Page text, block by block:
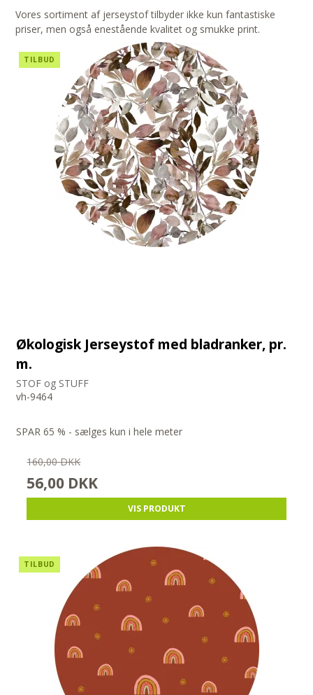
Vores sortiment af jerseystof tilbyder ikke kun fantastiske
priser, men også enestående kvalitet og smukke print.
TILBUD
Økologisk Jerseystof med bladranker, pr.
m.
STOF og STUFF
vh-9464
SPAR 65 % - sælges kun i hele meter
160,00 DKK
56,00 DKK
VIS PRODUKT
TILBUD